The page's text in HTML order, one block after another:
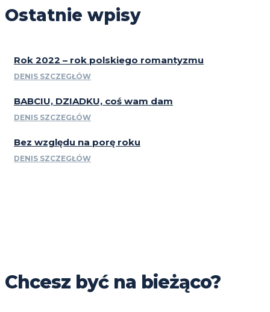
Ostatnie wpisy
Rok 2022 – rok polskiego romantyzmu
DENIS SZCZEGŁÓW
BABCIU, DZIADKU, coś wam dam
DENIS SZCZEGŁÓW
Bez względu na porę roku
DENIS SZCZEGŁÓW
Chcesz być na bieżąco?